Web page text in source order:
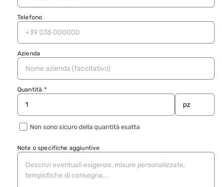
Telefono
Azienda
Quantità *
Non sono sicuro della quantità esatta
Note o specifiche aggiuntive